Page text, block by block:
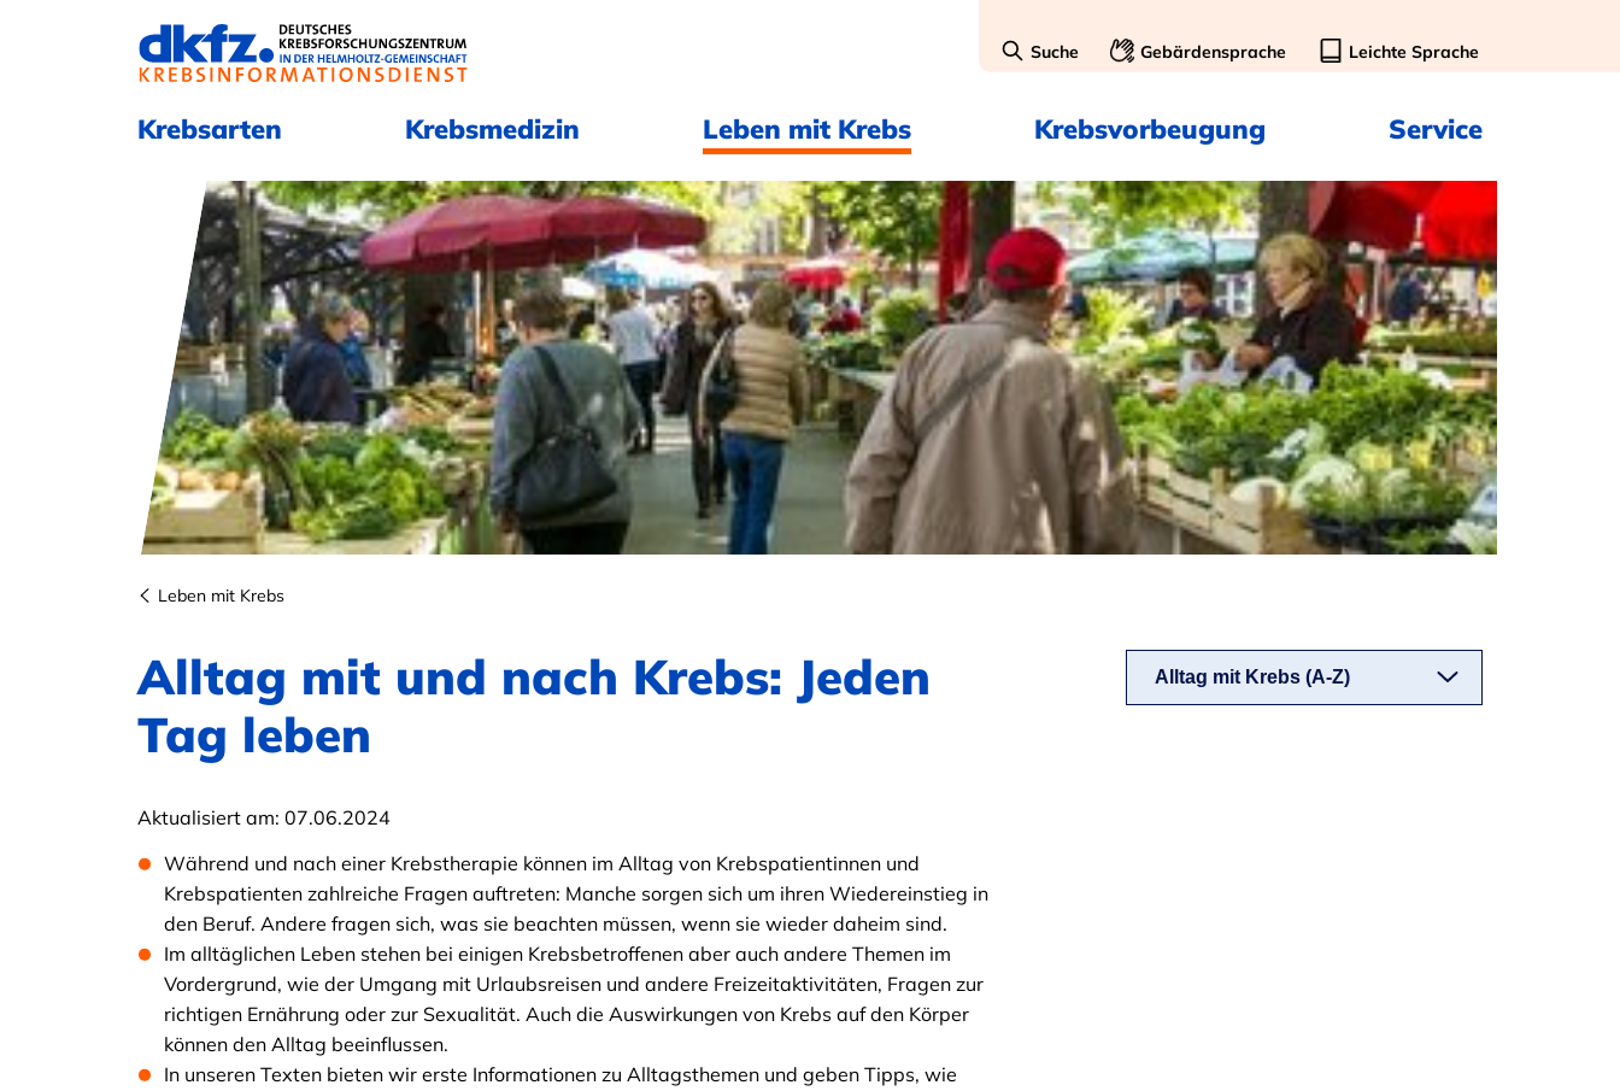
Suche Gebärdensprache Leichte Sprache
Krebsarten Krebsmedizin Leben mit Krebs Krebsvorbeugung Service
Leben mit Krebs
Alltag mit und nach Krebs: Jeden
Tag leben
Aktualisiert am: 07.06.2024
Während und nach einer Krebstherapie können im Alltag von Krebspatientinnen und
Krebspatienten zahlreiche Fragen auftreten: Manche sorgen sich um ihren Wiedereinstieg in
den Beruf. Andere fragen sich, was sie beachten müssen, wenn sie wieder daheim sind.
Im alltäglichen Leben stehen bei einigen Krebsbetroffenen aber auch andere Themen im
Vordergrund, wie der Umgang mit Urlaubsreisen und andere Freizeitaktivitäten, Fragen zur
richtigen Ernährung oder zur Sexualität. Auch die Auswirkungen von Krebs auf den Körper
können den Alltag beeinflussen.
In unseren Texten bieten wir erste Informationen zu Alltagsthemen und geben Tipps, wie
Alltag mit Krebs (A-Z)